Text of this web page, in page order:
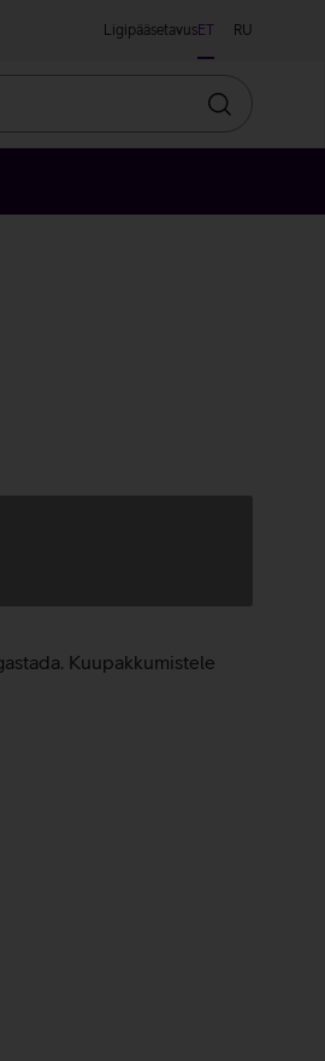
LigipääsetavusET RU
Otsin
Kuupakkumistele